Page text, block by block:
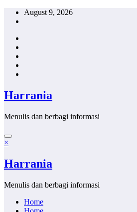
Skip
August 9, 2026
Harrania
Menulis dan berbagi informasi
×
Harrania
Menulis dan berbagi informasi
Home